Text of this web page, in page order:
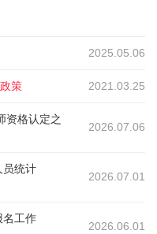
2025.05.06
策 2021.03.25
资格认定之
2026.07.06
员统计
2026.07.01
名工作
2026.06.01